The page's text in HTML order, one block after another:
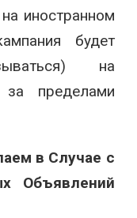
иностранном
будет
на
за пределами
в Случае с
Объявлений